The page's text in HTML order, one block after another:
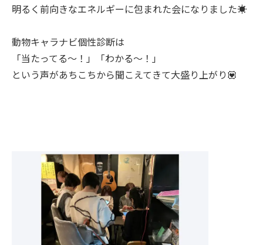
明るく前向きなエネルギーに包まれた会になりました☀️
動物キャラナビ個性診断は
「当たってる〜！」「わかる〜！」
という声があちこちから聞こえてきて大盛り上がり💟